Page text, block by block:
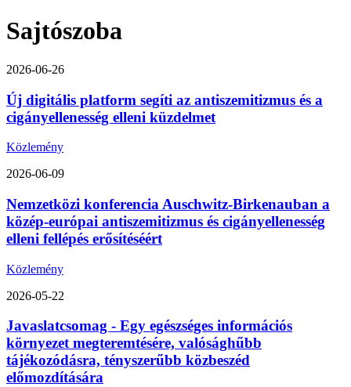
Sajtószoba
2026-06-26
Új digitális platform segíti az antiszemitizmus és a
cigányellenesség elleni küzdelmet
Közlemény
2026-06-09
Nemzetközi konferencia Auschwitz-Birkenauban a
közép-európai antiszemitizmus és cigányellenesség
elleni fellépés erősítéséért
Közlemény
2026-05-22
Javaslatcsomag - Egy egészséges információs
környezet megteremtésére, valósághűbb
tájékozódásra, tényszerűbb közbeszéd
előmozdítására